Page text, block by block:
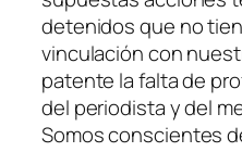
detenidos que no
vinculación con
patente la falta de
del periodista y del
Somos conscientes